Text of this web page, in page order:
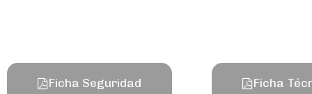
Ficha Seguridad Ficha